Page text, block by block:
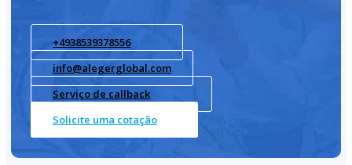
+4938539378556
info@alegerglobal.com
Serviço de callback
Solicite uma cotação